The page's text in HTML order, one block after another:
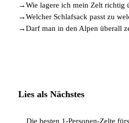
→Wie lagere ich mein Zelt richtig
→Welcher Schlafsack passt zu
→Darf man in den Alpen überall
Lies als Nächstes
Die besten 1-Personen-Zelte